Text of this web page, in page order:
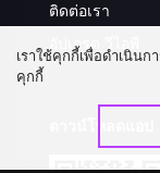
ติดต่อเรา
อัปเกรด วีไอพี
เราใช้คุกกี้เพื่อดำเนินก
คุกกี้